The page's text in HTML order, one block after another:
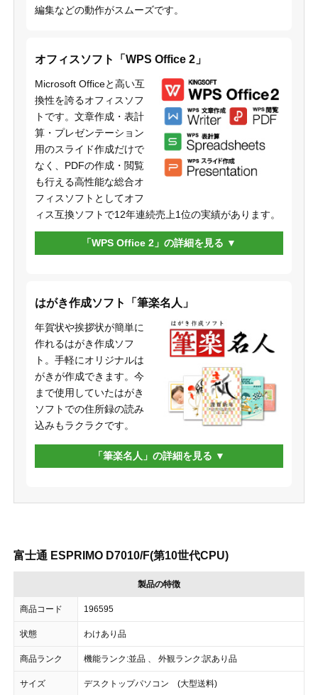
編集などの動作がスムーズです。
オフィスソフト「WPS Office 2」
Microsoft Officeと高い互
換性を誇るオフィスソフ
トです。文章作成・表計
算・プレゼンテーション
用のスライド作成だけで
なく、PDFの作成・閲覧
も行える高性能な総合オ
フィスソフトとしてオフ
ィス互換ソフトで12年連続売上1位の実績があります。
「WPS Office 2」の詳細を見る
はがき作成ソフト「筆楽名人」
年賀状や挨拶状が簡単に
作れるはがき作成ソフ
ト。手軽にオリジナルは
がきが作成できます。今
まで使用していたはがき
ソフトでの住所録の読み
込みもラクラクです。
「筆楽名人」の詳細を見る
富士通 ESPRIMO D7010/F(第10世代CPU)
製品の特徴
商品コード 196595
状態 わけあり品
商品ランク 機能ランク:並品 、 外観ランク:訳あり品
サイズ デスクトップパソコン (大型送料)